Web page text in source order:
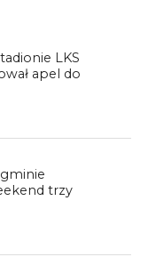
LKS
apel do
trzy